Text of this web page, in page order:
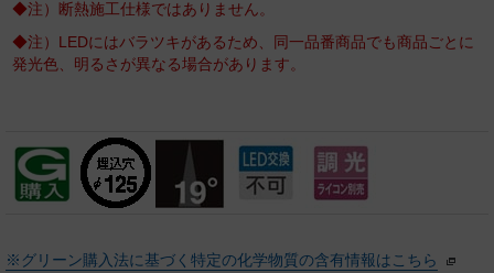
◆注）断熱施工仕様ではありません。
◆注）LEDにはバラツキがあるため、同一品番商品でも商品ごとに
発光色、明るさが異なる場合があります。
※グリーン購入法に基づく特定の化学物質の含有情報はこちら